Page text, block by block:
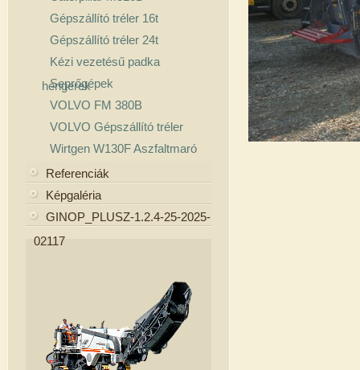
Gépszállító tréler 16t
Gépszállító tréler 24t
Kézi vezetésű padka
hengerek
Seprőgépek
VOLVO FM 380B
VOLVO Gépszállító tréler
Wirtgen W130F Aszfaltmaró
Referenciák
Képgaléria
GINOP_PLUSZ-1.2.4-25-2025-
02117